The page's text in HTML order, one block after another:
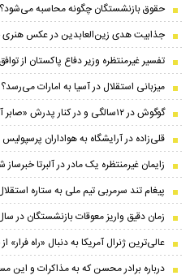
حقوق بازنشستگان چگونه محاسبه می‌شود؟
جذابیت هدی زین‌العابدین در عکس
تفسیر غیرمنتظره وزیر دفاع پاکستان از
میزبانی استقلال در آسیا به امارات می‌رسد؟
گوگوش در ۱۲سالگی و در کنار پدرش «صابر آتشین»
قلی‌زاده در آرایشگاه به هواداران
زایمان غیرمنتظره یک مادر در آلبرتا خبرساز
پیغام تند سرمربی تیم ملی به ستاره
زمان دقیق واریز معوقات بازنشستگان در سال 1405 را اعلام
عالی‌ترین ژنرال آمریکا به دنبال «راه فرار»
درباره برادر محسن که به مذاکرات و این